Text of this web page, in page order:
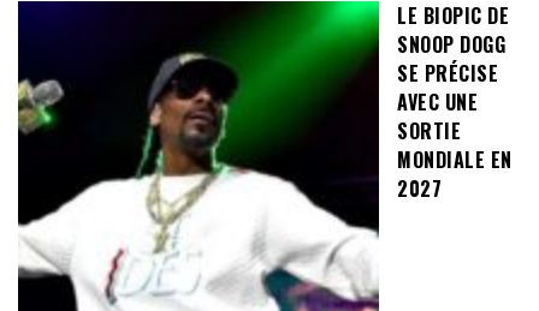
LE BIOPIC DE
SNOOP DOGG
SE PRÉCISE
AVEC UNE
SORTIE
MONDIALE EN
2027